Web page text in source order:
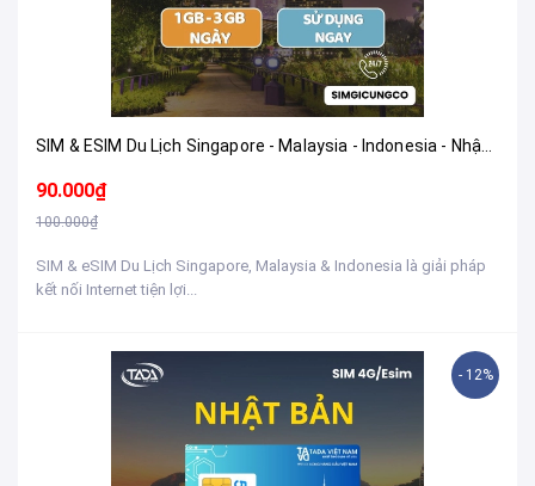
90.000₫
100.000₫
SIM & eSIM Du Lịch Singapore, Malaysia & Indonesia là giải pháp
kết nối Internet tiện lợi...
- 12%